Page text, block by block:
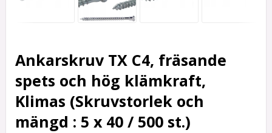
Ankarskruv TX C4, fräsande
spets och hög klämkraft,
Klimas (Skruvstorlek och
mängd : 5 x 40 / 500 st.)